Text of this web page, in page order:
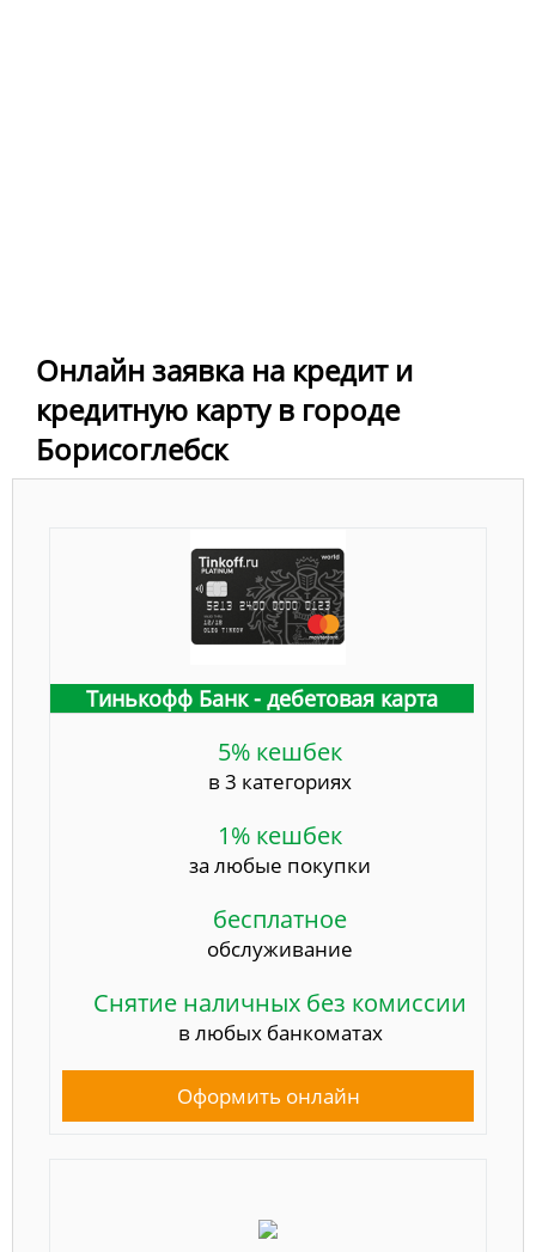
Онлайн заявка на кредит и
кредитную карту в городе
Борисоглебск
Тинькофф Банк - дебетовая карта
5% кешбек
в 3 категориях
1% кешбек
за любые покупки
бесплатное
обслуживание
Снятие наличных без комиссии
в любых банкоматах
Оформить онлайн